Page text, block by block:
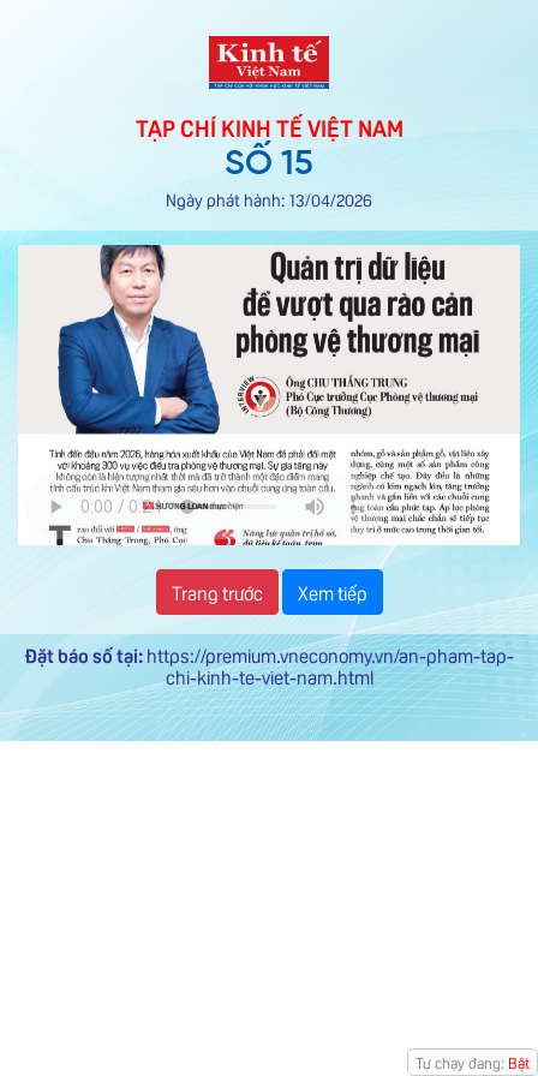
TẠP CHÍ KINH TẾ VIỆT NAM
SỐ 15
Ngày phát hành: 13/04/2026
Trang trước Xem tiếp
Đặt báo số tại: https://premium.vneconomy.vn/an-pham-tap-
chi-kinh-te-viet-nam.html
Tự chạy đang: Bật